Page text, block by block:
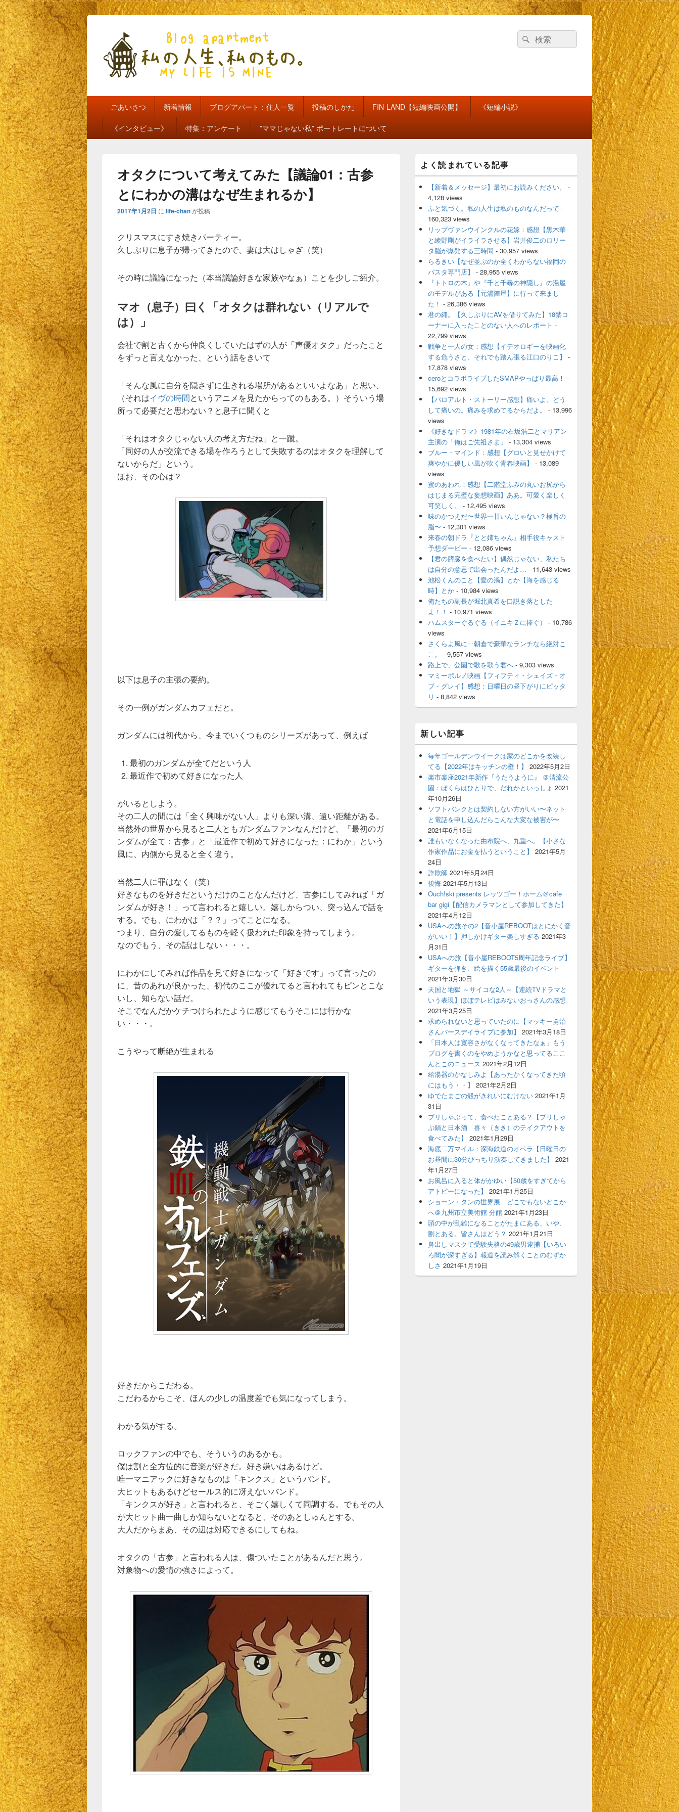
私の人生、私のもの。【新館】
検
索
検
索
メ
イ
ン
メ
ニ
ュ
ー
ごあいさつ 新着情報 ブログアパート：住人一覧 投稿のしかた FIN-LAND【短編映画公開】 《短編小説》
《インタビュー》 特集：アンケート ”ママじゃない私” ポートレートについて
オタクについて考えてみた【議論01：古参
とにわかの溝はなぜ生まれるか】
2017年1月2日 に life-chanが投稿
クリスマスにすき焼きパーティー。
久しぶりに息子が帰ってきたので、妻は大はしゃぎ（笑）
その時に議論になった（本当議論好きな家族やなぁ）ことを少しご紹介。
マオ（息子）曰く「オタクは群れない（リアルで
は）」
会社で割と古くから仲良くしていたはずの人が「声優オタク」だったこと
をずっと言えなかった、という話をきいて
「そんな風に自分を隠さずに生きれる場所があるといいよなあ」と思い、
（それはイヴの時間というアニメを見たからってのもある。）そういう場
所って必要だと思わない？と息子に聞くと
「それはオタクじゃない人の考え方だね」と一蹴。
「同好の人が交流できる場を作ろうとして失敗するのはオタクを理解して
ないからだ」という。
ほお、その心は？
以下は息子の主張の要約。
その一例がガンダムカフェだと。
ガンダムには初代から、今までいくつものシリーズがあって、例えば
最初のガンダムが全てだという人
最近作で初めて好きになった人
がいるとしよう。
その二人の間には「全く興味がない人」よりも深い溝、遠い距離がある。
当然外の世界から見ると二人ともガンダムファンなんだけど、「最初のガ
ンダムが全て：古参」と「最近作で初めて好きになった：にわか」という
風に、内側から見ると全く違う。
当然二人に罪はなく（笑）
好きなものを好きだというだけのことなんだけど、古参にしてみれば「ガ
ンダムが好き！」って言われると嬉しい。嬉しからつい、突っ込んで話を
する。でも、にわかは「？？」ってことになる。
つまり、自分の愛してるものを軽く扱われた印象を持ってしまう。
なのでもう、その話はしない・・・。
にわかにしてみれば作品を見て好きになって「好きです」って言ったの
に、昔のあれが良かった、初代のここが優れてると言われてもピンとこな
いし、知らない話だ。
そこでなんだかケチつけられたように感じてもうそこには行かな
い・・・。
こうやって断絶が生まれる
好きだからこだわる。
こだわるからこそ、ほんの少しの温度差でも気になってしまう。
わかる気がする。
ロックファンの中でも、そういうのあるかも。
僕は割と全方位的に音楽が好きだ。好き嫌いはあるけど。
唯一マニアックに好きなものは「キンクス」というバンド。
大ヒットもあるけどセールス的に冴えないバンド。
「キンクスが好き」と言われると、そごく嬉しくて同調する。でもその人
が大ヒット曲一曲しか知らないとなると、そのあとしゅんとする。
大人だからまあ、その辺は対応できるにしてもね。
オタクの「古参」と言われる人は、傷ついたことがあるんだと思う。
対象物への愛情の強さによって。
ン
サ
バ
ウ
ェ
エ
よく読まれている記事
【新着＆メッセージ】最初にお読みください。
-
4,128 views
ふと気づく。私の人生は私のものなんだって -
160,323 views
リップヴァンウインクルの花嫁：感想【黒木華
と綾野剛がイライラさせる】岩井俊二のロリー
タ脳が爆発する三時間 - 30,957 views
らるきい【なぜ並ぶのか全くわからない福岡の
パスタ専門店】
- 28,955 views
『トトロの木』や『千と千尋の神隠し』の湯屋
のモデルがある【元湯陣屋】に行って来まし
た！ - 26,386 views
君の縄。【久しぶりにAVを借りてみた】18禁コ
ーナーに入ったことのない人へのレポート -
22,799 views
戦争と一人の女：感想【イデオロギーを映画化
する危うさと、それでも踏ん張る江口のりこ】
-
17,878 views
ceroとコラボライブしたSMAPやっぱり最高！ -
15,692 views
【パロアルト・ストーリー感想】痛いよ。どう
して痛いの。痛みを求めてるからだよ。
- 13,996
views
《好きなドラマ》1981年の石坂浩二とマリアン
主演の「俺はご先祖さま」 - 13,304 views
ブルー・マインド：感想【グロいと見せかけて
爽やかに優しい風が吹く青春映画】
- 13,089
views
蜜のあわれ：感想【二階堂ふみの丸いお尻から
はじまる完璧な妄想映画】ああ。可愛く楽しく
可笑しく。
- 12,495 views
味のかつえだ〜世界一甘いんじゃない？極旨の
脂〜 - 12,301 views
来春の朝ドラ『とと姉ちゃん』相手役キャスト
予想ダービー - 12,086 views
【君の膵臓を食べたい】偶然じゃない、私たち
は自分の意思で出会ったんだよ… - 11,643 views
池松くんのこと【愛の渦】とか【海を感じる
時】とか - 10,984 views
俺たちの副長が堀北真希を口説き落とした
よ！！ - 10,971 views
ハムスターぐるぐる（イニキＺに捧ぐ）
- 10,786
views
さくらよ風に‥朝倉で豪華なランチなら絶対こ
こ。
- 9,557 views
路上で、公園で歌を歌う君へ - 9,303 views
マミーポルノ映画【フィフティ・シェイズ・オ
ブ・グレイ】感想：日曜日の昼下がりにピッタ
リ - 8,842 views
新しい記事
毎年ゴールデンウイークは家のどこかを改装し
てる【2022年はキッチンの壁！】
2022年5月2日
楽市楽座2021年新作『うたうように』 ＠清流公
園：ぼくらはひとりで、だれかといっしょ 2021
年10月26日
ソフトバンクとは契約しない方がいい〜ネット
と電話を申し込んだらこんな大変な被害が〜
2021年6月15日
誰もいなくなった由布院へ、九重へ。【小さな
作家作品にお金を払うということ】
2021年5月
24日
詐欺師 2021年5月24日
後悔 2021年5月13日
Ouch!ski presents レッツゴー！ホーム＠cafe
bar gigi【配信カメラマンとして参加してきた】
2021年4月12日
USAへの旅その2【音小屋REBOOTはとにかく音
がいい！】押しかけギター楽しすぎる 2021年3
月31日
USAへの旅【音小屋REBOOT5周年記念ライブ】
ギターを弾き、絵を描く55歳最後のイベント
2021年3月30日
天国と地獄 ～サイコな2人～【連続TVドラマと
いう表現】ほぼテレビはみないおっさんの感想
2021年3月25日
求められないと思っていたのに【マッキー勇治
さんバースデイライブに参加】
2021年3月18日
「日本人は寛容さがなくなってきたなぁ」もう
ブログを書くのをやめようかなと思ってるここ
んとこのニュース 2021年2月12日
給湯器のかなしみよ【あったかくなってきた頃
にはもう・・】
2021年2月2日
ゆでたまごの殻がきれいにむけない 2021年1月
31日
ブリしゃぶって、食べたことある？【ブリしゃ
ぶ鍋と日本酒 喜々（きき）のテイクアウトを
食べてみた】
2021年1月29日
海底二万マイル：深海鉄道のオペラ【日曜日の
お昼間に30分びっちり演奏してきました】
2021
年1月27日
お風呂に入ると体がかゆい【50歳をすぎてから
アトピーになった】
2021年1月25日
ショーン・タンの世界展 どこでもないどこか
へ＠九州市立美術館 分館 2021年1月23日
頭の中が乱雑になることがたまにある、いや、
割とある。皆さんはどう？ 2021年1月21日
鼻出しマスクで受験失格の49歳男逮捕【いろい
ろ闇が深すぎる】報道を読み解くことのむずか
しさ 2021年1月19日